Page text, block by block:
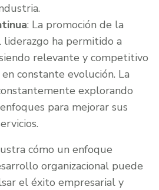
: La promoción de la
ha permitido a
relevante y competitivo
constante evolución. La
explorando
para mejorar sus
cómo un enfoque
organizacional puede
el éxito empresarial y